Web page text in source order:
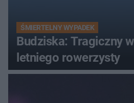
ŚMIERTELNY WYPADEK
Budziska: Tragiczny
letniego rowerzysty